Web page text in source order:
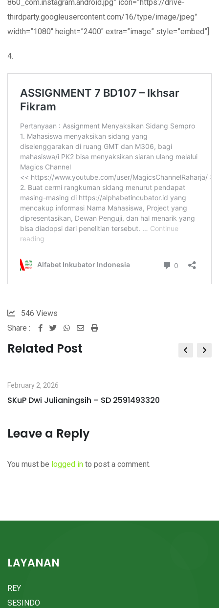
860_com.instagram.android.jpg” icon=”https://drive-
thirdparty.googleusercontent.com/16/type/image/jpeg”
width=”1080″ height=”2400″ extra=”image” style=”embed”]
4.
546 Views
Share :
Whatsapp
SharePrint
Related Post
February 2, 2026
SKuP Dwi Julianingsih – SD 2591493320
Leave a Reply
You must be logged in to post a comment.
LAYANAN
REY
SESINDO